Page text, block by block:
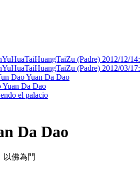
(Padre) 2012/12/14:
(Padre) 2012/03/17:
Dao Yuan Da Dao
Da Dao
el palacio
Da Dao
佛為門